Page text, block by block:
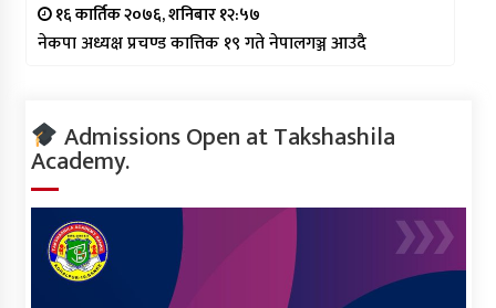
१६ कार्तिक २०७६, शनिबार १२:५७
नेकपा अध्यक्ष प्रचण्ड कात्तिक १९ गते नेपालगञ्ज आउदै
Admissions Open at Takshashila
Academy.